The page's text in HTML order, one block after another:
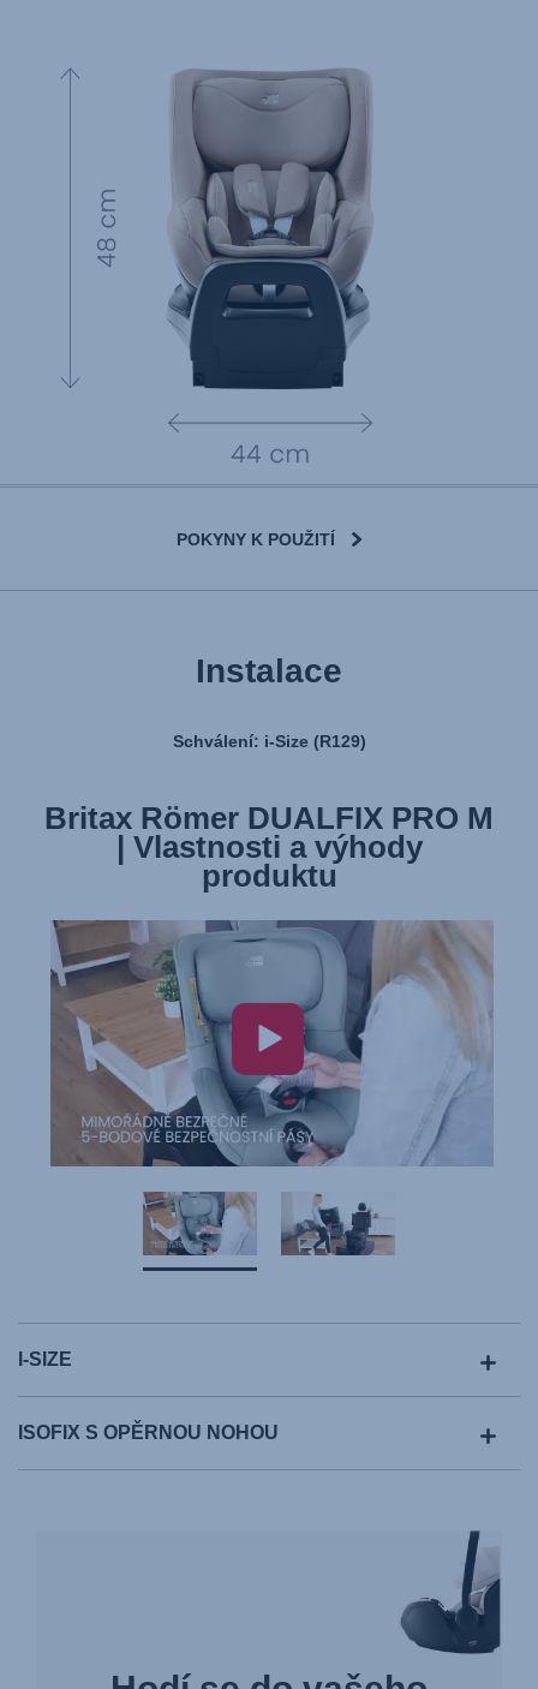
POKYNY K POUŽITÍ
Instalace
Schválení: i-Size (R129)
Britax Römer DUALFIX PRO M
| Vlastnosti a výhody
produktu
Britax Römer DUALFIX PRO M
| Montáž autosedačky
I-SIZE
ISOFIX S OPĚRNOU NOHOU